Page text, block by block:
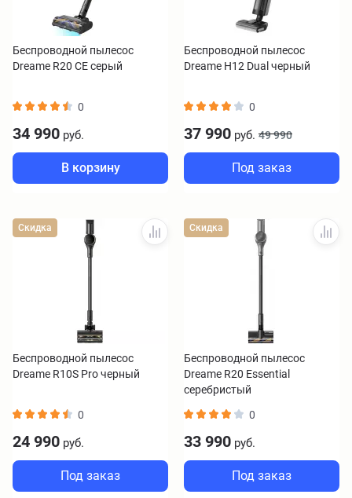
Беспроводной пылесос
Dreame R20 CE серый
0
34 990 руб.
В корзину
Беспроводной пылесос
Dreame H12 Dual черный
0
37 990 руб. 49 990
Под заказ
Скидка
Беспроводной пылесос
Dreame R10S Pro черный
0
24 990 руб.
Под заказ
Скидка
Беспроводной пылесос
Dreame R20 Essential
серебристый
0
33 990 руб.
Под заказ